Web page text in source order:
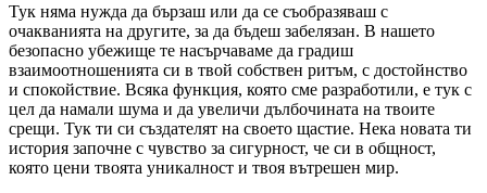
Тук няма нужда да бързаш или да се съобразяваш с
очакванията на другите, за да бъдеш забелязан. В нашето
безопасно убежище те насърчаваме да градиш
взаимоотношенията си в твой собствен ритъм, с достойнство
и спокойствие. Всяка функция, която сме разработили, е тук с
цел да намали шума и да увеличи дълбочината на твоите
срещи. Тук ти си създателят на своето щастие. Нека новата ти
история започне с чувство за сигурност, че си в общност,
която цени твоята уникалност и твоя вътрешен мир.